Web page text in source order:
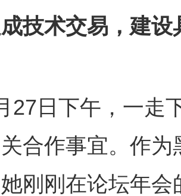
术交易，建设
日下午，一走下
合作事宜。作
刚刚在论坛年会